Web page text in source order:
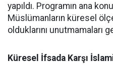
yapıldı. Programın ana
Müslümanların küresel
olduklarını unutmamaları
Küresel İfsada Karşı